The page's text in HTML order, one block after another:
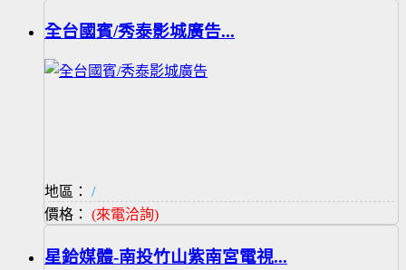
全台國賓/秀泰影城廣告...
地區：
/
價格： (來電洽詢)
星鉿媒體-南投竹山紫南宮電視...